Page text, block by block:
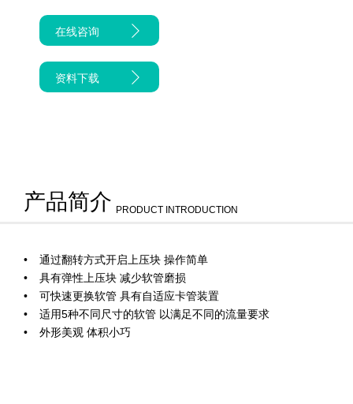
在线咨询
资料下载
产品简介 PRODUCT INTRODUCTION
通过翻转方式开启上压块 操作简单
具有弹性上压块 减少软管磨损
可快速更换软管 具有自适应卡管装置
适用5种不同尺寸的软管 以满足不同的流量要求
外形美观 体积小巧